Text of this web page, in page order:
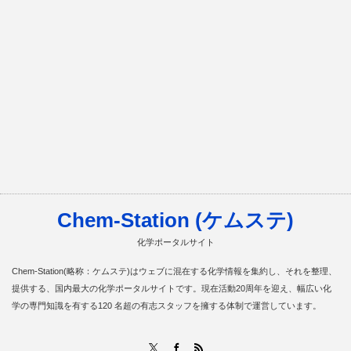
Chem-Station (ケムステ)
化学ポータルサイト
Chem-Station(略称：ケムステ)はウェブに混在する化学情報を集約し、それを整理、
提供する、国内最大の化学ポータルサイトです。現在活動20周年を迎え、幅広い化
学の専門知識を有する120 名超の有志スタッフを擁する体制で運営しています。
Facebook